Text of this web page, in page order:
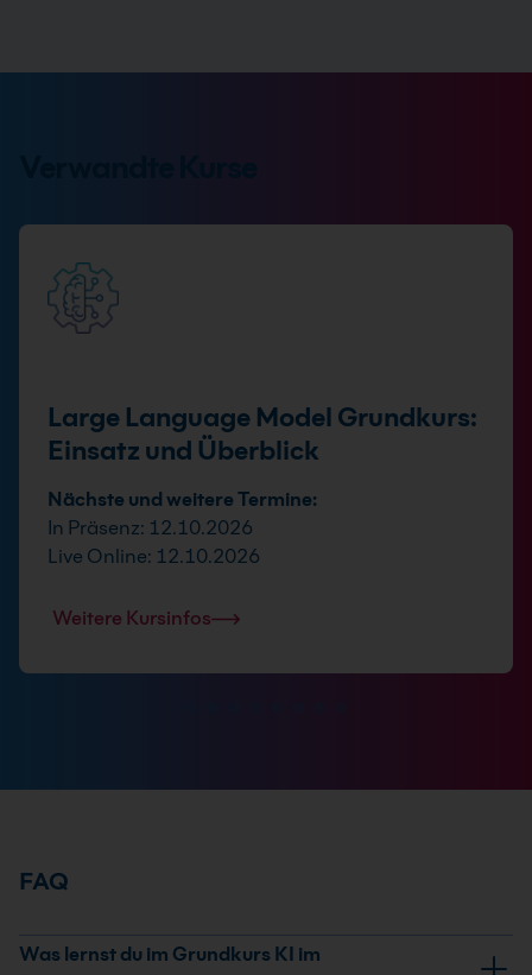
Large Language Model Grundkurs:
Einsatz und Überblick
Nächste und weitere Termine:
In Präsenz: 12.10.2026
Live Online: 12.10.2026
Weitere Kursinfos
FAQ
Was lernst du im Grundkurs KI im